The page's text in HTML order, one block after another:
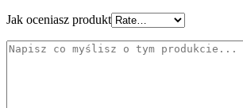
Jak oceniasz produkt